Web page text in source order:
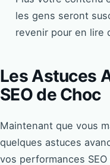
les gens seront
revenir pour en lire
Les Astuces
SEO de Choc
Maintenant que vous
quelques astuces
vos performances SEO